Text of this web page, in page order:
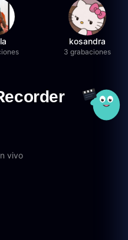
kosandra
3 grabaciones
vivo